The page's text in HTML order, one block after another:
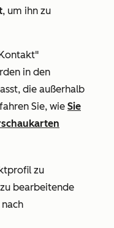
, um ihn zu
in den
die außerhalb
Sie, wie Sie
zu
bearbeitende